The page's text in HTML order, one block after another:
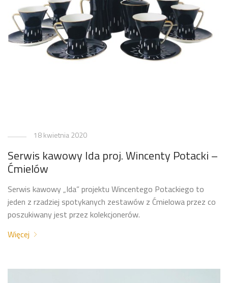
18 kwietnia 2020
Serwis kawowy Ida proj. Wincenty Potacki –
Ćmielów
Serwis kawowy „Ida” projektu Wincentego Potackiego to
jeden z rzadziej spotykanych zestawów z Ćmielowa przez co
poszukiwany jest przez kolekcjonerów.
Więcej